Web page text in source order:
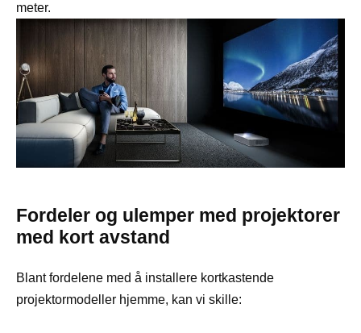
meter.
Fordeler og ulemper med projektorer
med kort avstand
Blant fordelene med å installere kortkastende
projektormodeller hjemme, kan vi skille: